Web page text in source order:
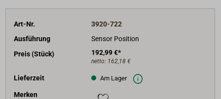
Art-Nr.
3920-722
Ausführung
Sensor Position
Preis (Stück)
192,99 €*
netto: 162,18 €
Lieferzeit Am Lager
Merken